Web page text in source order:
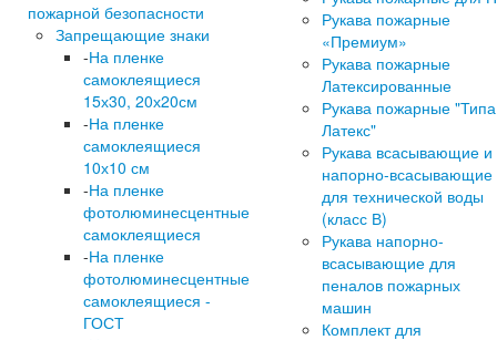
пожарной безопасности
Запрещающие знаки
-На пленке
самоклеящиеся
15х30, 20х20см
-На пленке
самоклеящиеся
10х10 см
-На пленке
фотолюминесцентные
самоклеящиеся
-На пленке
фотолюминесцентные
самоклеящиеся -
ГОСТ
Рукава пожарные
«Премиум»
Рукава пожарные
Латексированные
Рукава пожарные "Типа
Латекс"
Рукава всасывающие и
напорно-всасывающие
для технической воды
(класс В)
Рукава напорно-
всасывающие для
пеналов пожарных
машин
Комплект для